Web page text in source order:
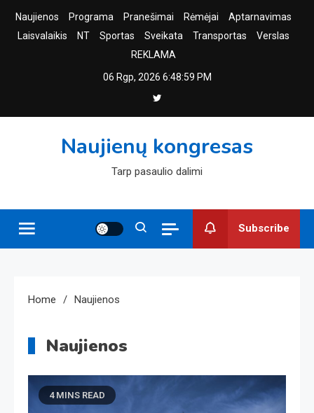
Naujienos Programa Pranešimai Rėmėjai
Aptarnavimas
Laisvalaikis
NT Sportas Sveikata Transportas
Verslas
REKLAMA
06 Rgp, 2026 6:49:00 PM
Naujienų kongresas
Tarp pasaulio dalimi
Subscribe
Home Naujienos
Naujienos
4 MINS READ